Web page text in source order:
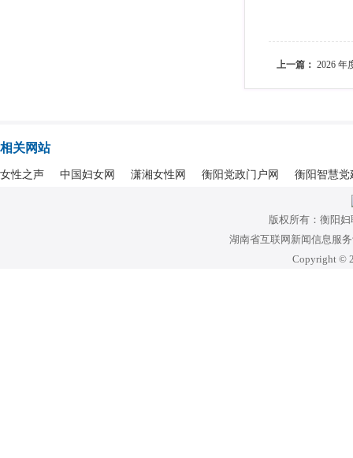
上一篇： 2026 年
相关网站
女性之声 中国妇女网 潇湘女性网 衡阳党政门户网 衡阳智慧党
版权所有：衡阳妇
湖南省互联网新闻信息服
Copyright ©